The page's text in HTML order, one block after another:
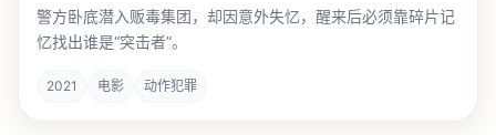
警方卧底潜入贩毒集团，却因意外失忆，醒来后必须靠碎片记
忆找出谁是“突击者”。
2021 电影 动作犯罪